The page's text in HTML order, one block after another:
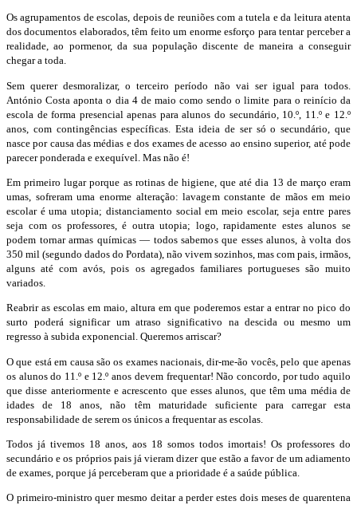
Os agrupamentos de escolas, depois de reuniões com a tutela e da leitura atenta
dos documentos elaborados, têm feito um enorme esforço para tentar perceber a
realidade, ao pormenor, da sua população discente de maneira a conseguir
chegar a toda.
Sem querer desmoralizar, o terceiro período não vai ser igual para todos.
António Costa aponta o dia 4 de maio como sendo o limite para o reinício da
escola de forma presencial apenas para alunos do secundário, 10.º, 11.º e 12.º
anos, com contingências específicas. Esta ideia de ser só o secundário, que
nasce por causa das médias e dos exames de acesso ao ensino superior, até pode
parecer ponderada e exequível. Mas não é!
Em primeiro lugar porque as rotinas de higiene, que até dia 13 de março eram
umas, sofreram uma enorme alteração: lavagem constante de mãos em meio
escolar é uma utopia; distanciamento social em meio escolar, seja entre pares
seja com os professores, é outra utopia; logo, rapidamente estes alunos se
podem tornar armas químicas — todos sabemos que esses alunos, à volta dos
350 mil (segundo dados do Pordata), não vivem sozinhos, mas com pais, irmãos,
alguns até com avós, pois os agregados familiares portugueses são muito
variados.
Reabrir as escolas em maio, altura em que poderemos estar a entrar no pico do
surto poderá significar um atraso significativo na descida ou mesmo um
regresso à subida exponencial. Queremos arriscar?
O que está em causa são os exames nacionais, dir-me-ão vocês, pelo que apenas
os alunos do 11.º e 12.º anos devem frequentar! Não concordo, por tudo aquilo
que disse anteriormente e acrescento que esses alunos, que têm uma média de
idades de 18 anos, não têm maturidade suficiente para carregar esta
responsabilidade de serem os únicos a frequentar as escolas.
Todos já tivemos 18 anos, aos 18 somos todos imortais! Os professores do
secundário e os próprios pais já vieram dizer que estão a favor de um adiamento
de exames, porque já perceberam que a prioridade é a saúde pública.
O primeiro-ministro quer mesmo deitar a perder estes dois meses de quarentena